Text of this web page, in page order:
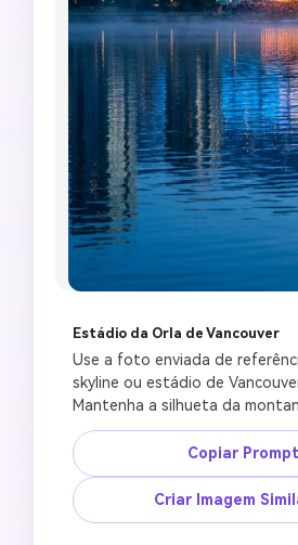
Estádio da Orla de Vancouver
Use a foto enviada de
skyline ou estádio de
Mantenha a silhueta da
vidro, reflexo na água e
Crie um pôster de fundo de
sede limpo com luz fria azul
futebol brilhante, reflexos da
da água, névoa sutil, clima
Copiar Prompt
Criar Imagem